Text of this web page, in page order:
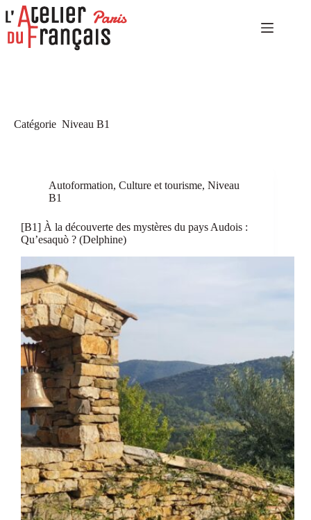
Passer
contenu
Accueil
Culture
et
Notre
catalogue
Notre
histoire
Contact
Catégorie Niveau B1
Autoformation, Culture et tourisme, Niveau
B1
[B1] À la découverte des mystères du pays Audois :
Qu’esaquò ? (Delphine)